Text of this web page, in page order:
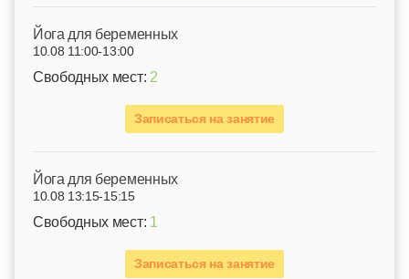
Йога для беременных
10.08 11:00-13:00
Свободных мест: 2
Записаться на занятие
Йога для беременных
10.08 13:15-15:15
Свободных мест: 1
Записаться на занятие